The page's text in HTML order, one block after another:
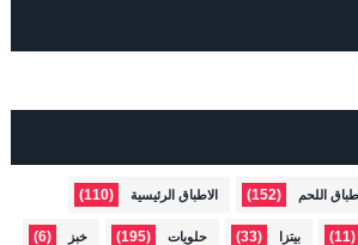
اللحم (152) الاطباق الرئيسية (110)
(11) بيتزا (33) حلويات (195) خبز (6)